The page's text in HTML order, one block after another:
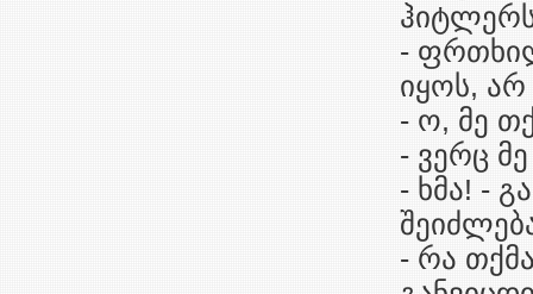
-
იყოს,
- ო, მე
- ვერც
- ხმა! -
- რა